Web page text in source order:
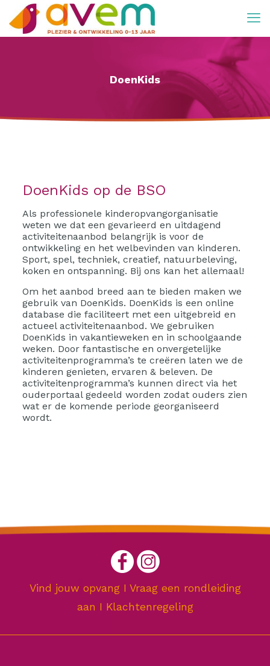
DoenKids
DoenKids op de BSO
Als professionele kinderopvangorganisatie
weten we dat een gevarieerd en uitdagend
activiteitenaanbod belangrijk is voor de
ontwikkeling en het welbevinden van kinderen.
Sport, spel, techniek, creatief, natuurbeleving,
koken en ontspanning. Bij ons kan het allemaal!
Om het aanbod breed aan te bieden maken we
gebruik van DoenKids. DoenKids is een online
database die faciliteert met een uitgebreid en
actueel activiteitenaanbod. We gebruiken
DoenKids in vakantieweken en in schoolgaande
weken. Door fantastische en onvergetelijke
activiteitenprogramma’s te creëren laten we de
kinderen genieten, ervaren & beleven. De
activiteitenprogramma’s kunnen direct via het
ouderportaal gedeeld worden zodat ouders zien
wat er de komende periode georganiseerd
wordt.
Vind jouw opvangI Vraag een rondleiding
aan I Klachtenregeling